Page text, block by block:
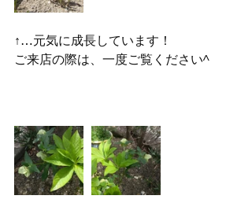
↑…元気に成長しています！
ご来店の際は、一度ご覧ください^